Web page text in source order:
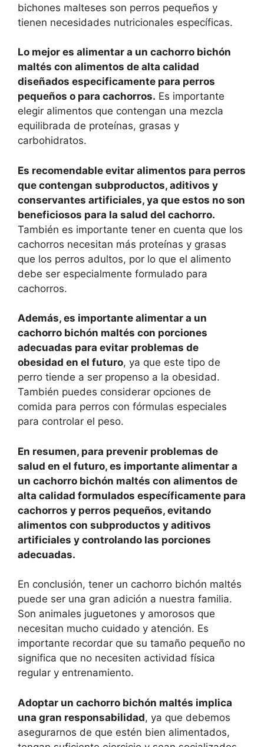
bichones malteses son perros pequeños y
tienen necesidades nutricionales específicas.
Lo mejor es alimentar a un cachorro bichón
maltés con alimentos de alta calidad
diseñados especificamente para perros
pequeños o para cachorros. Es importante
elegir alimentos que contengan una mezcla
equilibrada de proteínas, grasas y
carbohidratos.
Es recomendable evitar alimentos para perros
que contengan subproductos, aditivos y
conservantes artificiales, ya que estos no son
beneficiosos para la salud del cachorro.
También es importante tener en cuenta que los
cachorros necesitan más proteínas y grasas
que los perros adultos, por lo que el alimento
debe ser especialmente formulado para
cachorros.
Además, es importante alimentar a un
cachorro bichón maltés con porciones
adecuadas para evitar problemas de
obesidad en el futuro, ya que este tipo de
perro tiende a ser propenso a la obesidad.
También puedes considerar opciones de
comida para perros con fórmulas especiales
para controlar el peso.
En resumen, para prevenir problemas de
salud en el futuro, es importante alimentar a
un cachorro bichón maltés con alimentos de
alta calidad formulados específicamente para
cachorros y perros pequeños, evitando
alimentos con subproductos y aditivos
artificiales y controlando las porciones
adecuadas.
En conclusión, tener un cachorro bichón maltés
puede ser una gran adición a nuestra familia.
Son animales juguetones y amorosos que
necesitan mucho cuidado y atención. Es
importante recordar que su tamaño pequeño no
significa que no necesiten actividad física
regular y entrenamiento.
Adoptar un cachorro bichón maltés implica
una gran responsabilidad, ya que debemos
asegurarnos de que estén bien alimentados,